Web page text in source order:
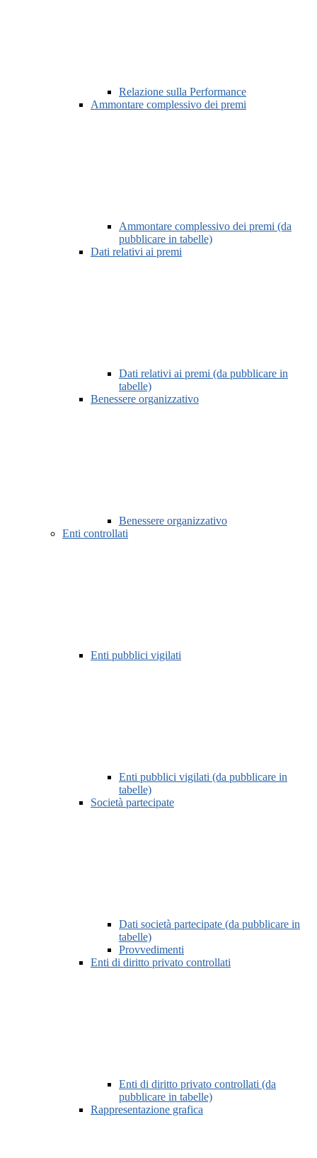
Relazione sulla Performance
Ammontare complessivo dei premi
Ammontare complessivo dei premi (da
pubblicare in tabelle)
Dati relativi ai premi
Dati relativi ai premi (da pubblicare in
tabelle)
Benessere organizzativo
Benessere organizzativo
Enti controllati
Enti pubblici vigilati
Enti pubblici vigilati (da pubblicare in
tabelle)
Società partecipate
Dati società partecipate (da pubblicare in
tabelle)
Provvedimenti
Enti di diritto privato controllati
Enti di diritto privato controllati (da
pubblicare in tabelle)
Rappresentazione grafica